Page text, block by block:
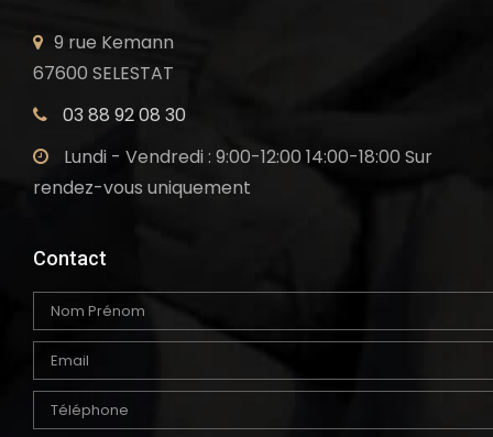
9 rue Kemann
67600 SELESTAT
03 88 92 08 30
Lundi - Vendredi : 9:00-12:00 14:00-18:00 Sur
rendez-vous uniquement
Contact